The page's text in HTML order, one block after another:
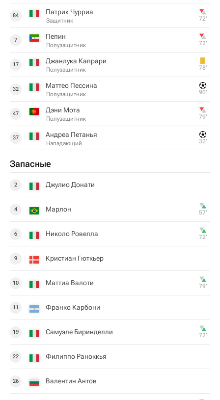
84 Патрик Чурриа
Защитник 72‎’‎
7 Пепин
Полузащитник 72‎’‎
17 Джанлука Капрари
Полузащитник 78‎’‎
32 Маттео Пессина
Полузащитник 90‎’‎
47 Дэни Мота
Полузащитник 79‎’‎
37 Андреа Петанья
Нападающий 32‎’‎
Запасные
2 Джулио Донати
4 Марлон 57‎’‎
6 Николо Ровелла 72‎’‎
9 Кристиан Гюткьер
10 Маттиа Валоти 79‎’‎
11 Франко Карбони
19 Самуэле Биринделли 72‎’‎
22 Филиппо Раноккья
26 Валентин Антов